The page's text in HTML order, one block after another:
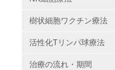
樹状細胞ワクチン療法
活性化Tリンパ球療法
治療の流れ・期間